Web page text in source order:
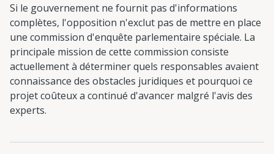
Si le gouvernement ne fournit pas d'informations
complètes, l'opposition n'exclut pas de mettre en place
une commission d'enquête parlementaire spéciale. La
principale mission de cette commission consiste
actuellement à déterminer quels responsables avaient
connaissance des obstacles juridiques et pourquoi ce
projet coûteux a continué d'avancer malgré l'avis des
experts.